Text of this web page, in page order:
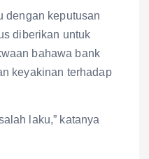
dengan keputusan
diberikan untuk
bahawa bank
keyakinan terhadap
laku,” katanya